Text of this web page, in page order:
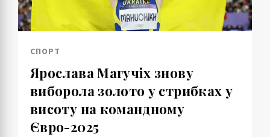
СПОРТ
Ярослава Магучіх знову
виборола золото у стрибках у
висоту на командному
Євро-2025